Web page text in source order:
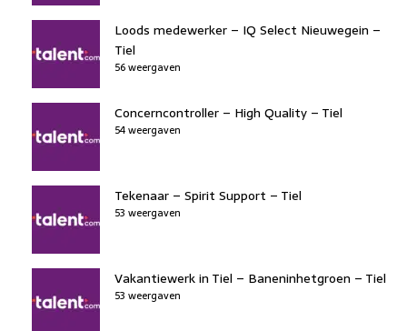
Loods medewerker – IQ Select Nieuwegein –
Tiel
56 weergaven
Concerncontroller – High Quality – Tiel
54 weergaven
Tekenaar – Spirit Support – Tiel
53 weergaven
Vakantiewerk in Tiel – Baneninhetgroen – Tiel
53 weergaven